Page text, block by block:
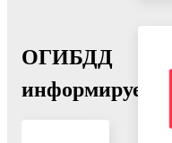
ОГИБДД
информирует